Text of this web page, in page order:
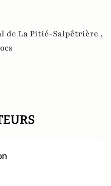
de La Pitié-Salpêtrière ,